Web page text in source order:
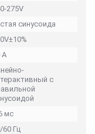
275V
синусоида
А
с
мс
60 Гц